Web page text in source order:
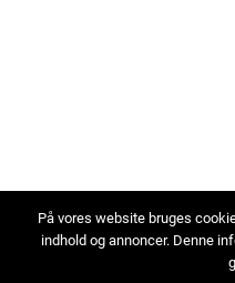
På vores website bruges
indhold og annoncer. Denne